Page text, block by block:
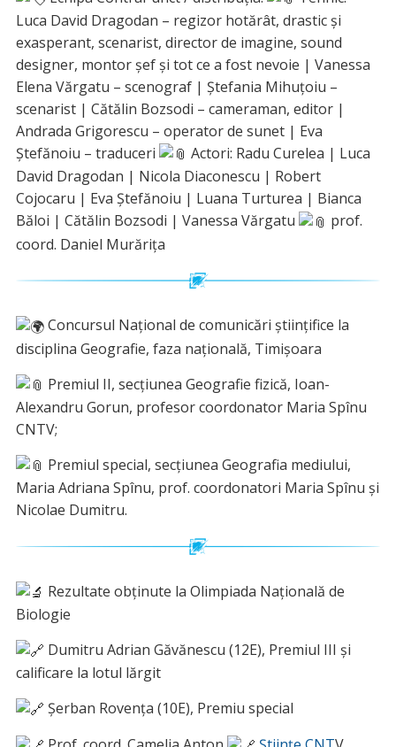
Luca David Dragodan – regizor hotărât, drastic și
exasperant, scenarist, director de imagine, sound
designer, montor șef și tot ce a fost nevoie | Vanessa
Elena Vărgatu – scenograf | Ștefania Mihuțoiu –
scenarist | Cătălin Bozsodi – cameraman, editor |
Andrada Grigorescu – operator de sunet | Eva
Ștefănoiu – traduceri
Actori: Radu Curelea | Luca
David Dragodan | Nicola Diaconescu | Robert
Cojocaru | Eva Ștefănoiu | Luana Turturea | Bianca
Băloi | Cătălin Bozsodi | Vanessa Vărgatu
prof.
coord. Daniel Murărița
Concursul Național de comunicări științifice la
disciplina Geografie, faza națională, Timișoara
Premiul II, secțiunea Geografie fizică, Ioan-
Alexandru Gorun, profesor coordonator Maria Spînu
CNTV;
Premiul special, secțiunea Geografia mediului,
Maria Adriana Spînu, prof. coordonatori Maria Spînu și
Nicolae Dumitru.
Rezultate obținute la Olimpiada Națională de
Biologie
Dumitru Adrian Găvănescu (12E), Premiul III și
calificare la lotul lărgit
Șerban Rovența (10E), Premiu special